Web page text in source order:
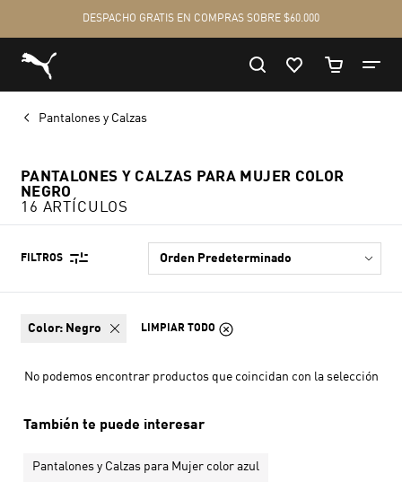
Pantalones y Calzas
PANTALONES Y CALZAS PARA MUJER COLOR
NEGRO
16 ARTÍCULOS
FILTROS
color: Negro LIMPIAR TODO
No podemos encontrar productos que coincidan con la selección
También te puede interesar
Pantalones y Calzas para Mujer color azul